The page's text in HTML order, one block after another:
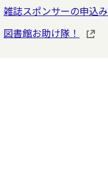
雑誌スポンサーの申込み
図書館お助け隊！